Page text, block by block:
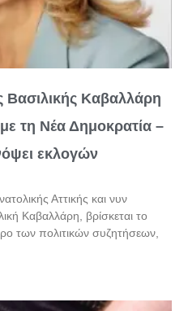
Βασιλικής Καβαλλάρη
τη Νέα Δημοκρατία –
εκλογών
Αττικής και νυν
Καβαλλάρη, βρίσκεται το
των πολιτικών συζητήσεων,